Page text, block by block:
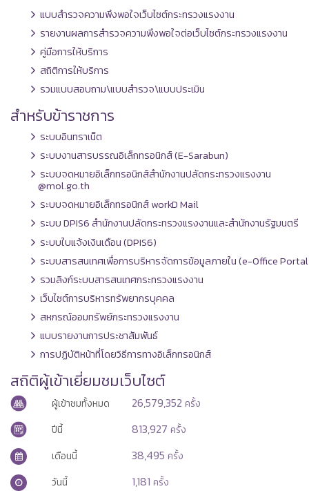
แบบสำรวจความพึงพอใจเว็บไซต์กระทรวงแรงงาน
รายงานผลการสำรวจความพึงพอใจต่อเว็บไซต์กระทรวงแรงงาน
คู่มือการให้บริการ
สถิติการให้บริการ
รวมแบบสอบถาม\แบบสำรวจ\แบบประเมิน
สำหรับข้าราชการ
ระบบอินทราเน็ต
ระบบงานสารบรรณอิเล็กทรอนิกส์ (E-Sarabun)
ระบบจดหมายอิเล็กทรอนิกส์สำนักงานปลัดกระทรวงแรงงาน
@mol.go.th
ระบบจดหมายอิเล็กทรอนิกส์ workD Mail
ระบบ DPIS6 สำนักงานปลัดกระทรวงแรงงานและสำนักงานรัฐมนตรี
ระบบใบแจ้งเงินเดือน (DPIS6)
ระบบสารสนเทศเพื่อการบริหารจัดการข้อมูลภายใน (e-Office
รวมลิงก์ระบบสารสนเทศกระทรวงแรงงาน
เว็บไซต์การบริหารทรัพยากรบุคคล
สหกรณ์ออมทรัพย์กระทรวงแรงงาน
แบบรายงานการประชาสัมพันธ์
การปฏิบัติหน้าที่โดยวิธีการทางอิเล็กทรอนิกส์
สถิติผู้เข้าเยี่ยมชมเว็บไซต์
ผู้เข้าชมทั้งหมด 26,579,352 ครั้ง
ปีนี้
813,927 ครั้ง
เดือนนี้
38,495 ครั้ง
วันนี้
1,181 ครั้ง